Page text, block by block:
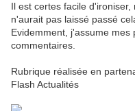
Il est certes facile
n'aurait pas laissé passé
Evidemment, j'assume
commentaires.
Rubrique réalisée en
Flash Actualités